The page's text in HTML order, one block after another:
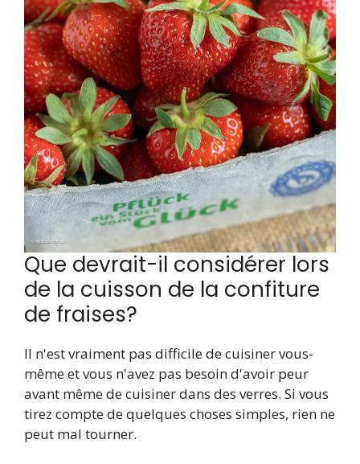
Que devrait-il considérer lors
de la cuisson de la confiture
de fraises?
Il n'est vraiment pas difficile de cuisiner vous-
même et vous n'avez pas besoin d'avoir peur
avant même de cuisiner dans des verres. Si vous
tirez compte de quelques choses simples, rien ne
peut mal tourner.